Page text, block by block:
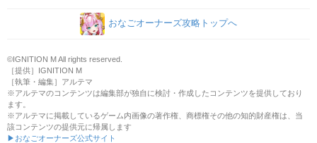
おなごオーナーズ攻略トップへ
©IGNITION M All rights reserved.
［提供］IGNITION M
［執筆・編集］アルテマ
※アルテマのコンテンツは編集部が独自に検討・作成したコンテンツを提供しており
ます。
※アルテマに掲載しているゲーム内画像の著作権、商標権その他の知的財産権は、当
該コンテンツの提供元に帰属します
▶おなごオーナーズ公式サイト